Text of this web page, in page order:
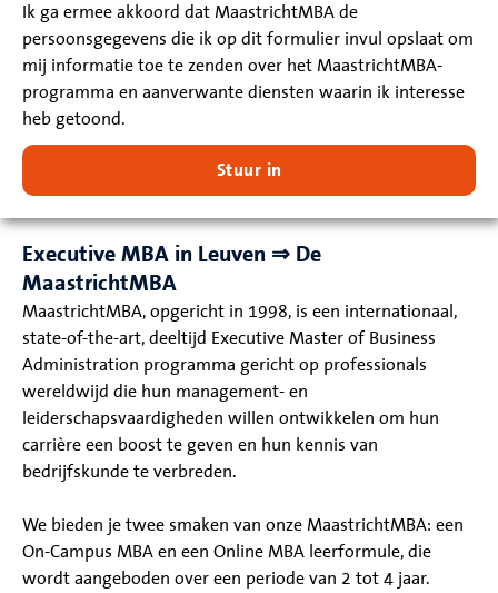
Ik ga ermee akkoord dat MaastrichtMBA de
persoonsgegevens die ik op dit formulier invul opslaat om
mij informatie toe te zenden over het MaastrichtMBA-
programma en aanverwante diensten waarin ik interesse
heb getoond.
Stuur in
Executive MBA in Leuven ⇒ De
MaastrichtMBA
MaastrichtMBA, opgericht in 1998, is een internationaal,
state-of-the-art, deeltijd Executive Master of Business
Administration programma gericht op professionals
wereldwijd die hun management- en
leiderschapsvaardigheden willen ontwikkelen om hun
carrière een boost te geven en hun kennis van
bedrijfskunde te verbreden.
We bieden je twee smaken van onze MaastrichtMBA: een
On-Campus MBA en een Online MBA leerformule, die
wordt aangeboden over een periode van 2 tot 4 jaar.